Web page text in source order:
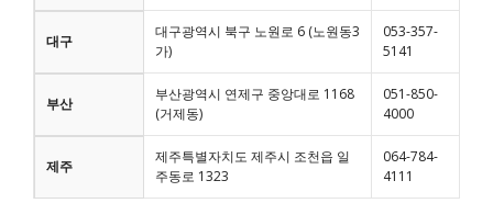
대구
대구광역시 북구 노원로 6 (노원동3
가)
053-357-
5141
부산
부산광역시 연제구 중앙대로 1168
(거제동)
051-850-
4000
제주
제주특별자치도 제주시 조천읍 일
주동로 1323
064-784-
4111